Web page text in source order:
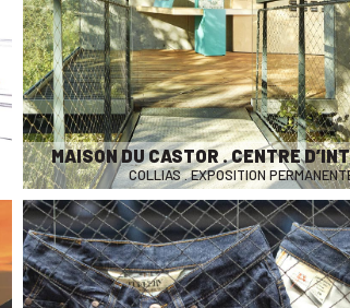
MAISON DU CASTOR . CENTRE
COLLIAS . EXPOSITION